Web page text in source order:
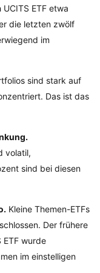
ETF etwa
die letzten zwölf
im
sind stark auf
Das ist das
volatil,
sind bei diesen
Kleine Themen-ETFs
Der frühere
ETF wurde
im einstelligen